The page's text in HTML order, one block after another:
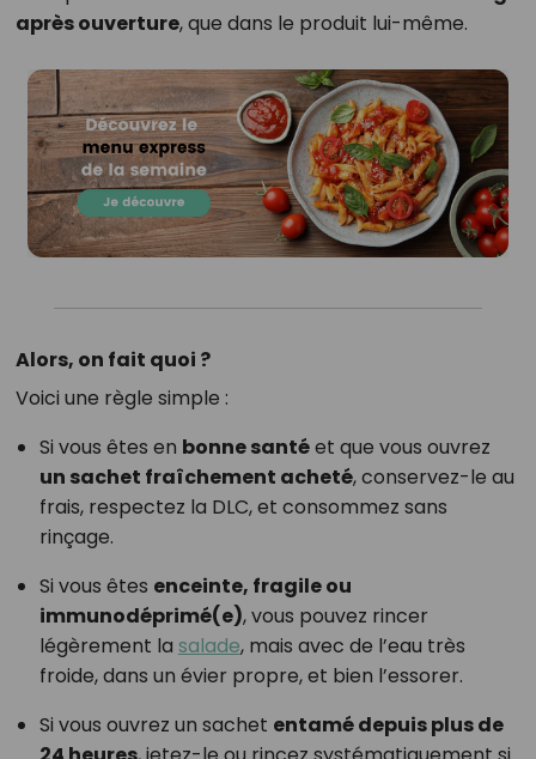
après ouverture, que dans le produit lui-même.
Alors, on fait quoi ?
Voici une règle simple :
Si vous êtes en bonne santéet que vous ouvrez
un sachet fraîchement acheté, conservez-le au
frais, respectez la DLC, et consommez sans
rinçage.
Si vous êtes enceinte, fragile ou
immunodéprimé(e), vous pouvez rincer
légèrement la salade, mais avec de l’eau très
froide, dans un évier propre, et bien l’essorer.
Si vous ouvrez un sachet entamé depuis plus de